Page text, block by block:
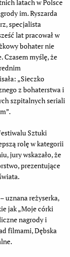
latach w Polsce
im. Ryszarda
specjalista
lat pracował w
bohater nie
Czasem myślę, że
„Sieczko
z bohaterstwa i
szpitalnych seriali
Sztuki
rolę w kategorii
jury wskazało, że
prezentujące
uznana reżyserka,
jak „Moje córki
nagrody i
filmami, Dębska